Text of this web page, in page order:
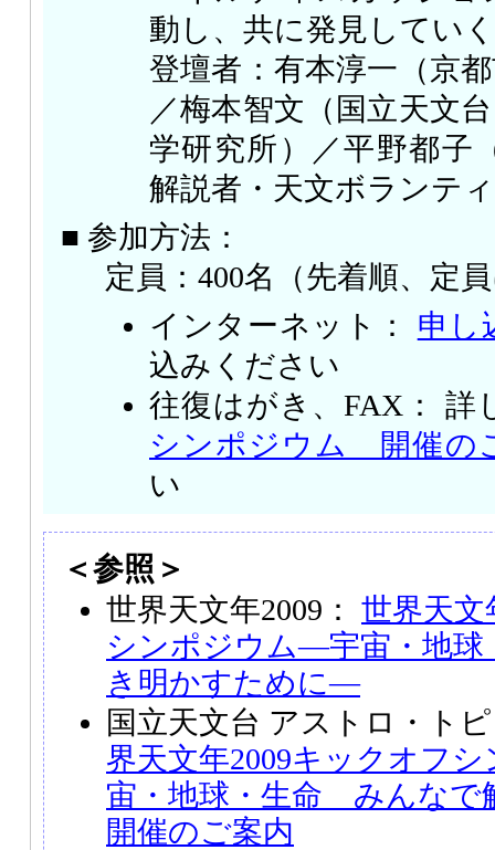
動し、共に発見してい
登壇者：有本淳一（京
／梅本智文（国立天文
学研究所）／平野都子
解説者・天文ボランテ
■ 参加方法：
定員：400名（先着順、定
インターネット： 申し
込みください
往復はがき、FAX： 詳
シンポジウム 開催の
い
＜参照＞
世界天文年2009： 世界天文
シンポジウム―宇宙・地
き明かすために―
国立天文台 アストロ・ト
界天文年2009キックオフ
宙・地球・生命 みんな
開催のご案内